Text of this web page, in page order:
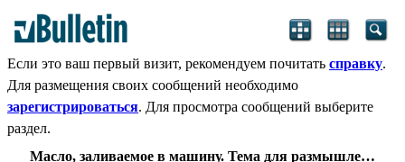
Если это ваш первый визит, рекомендуем почитать справку.
Для размещения своих сообщений необходимо
зарегистрироваться. Для просмотра сообщений выберите
раздел.
Масло, заливаемое в машину. Тема для размышлений